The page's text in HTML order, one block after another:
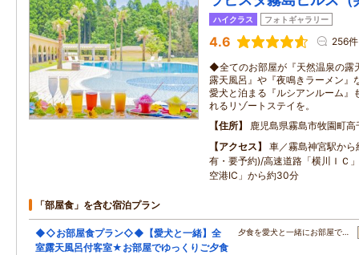
ハイクラス フォトギャラリー
4.6 256件
◆全てのお部屋が『天然温泉の
露天風呂』や『夜鳴きラーメン』
愛犬と泊まる『ルシアンルーム』
れるリゾートステイを。
住所
鹿児島県霧島市牧園町
アクセス
車／霧島神宮駅か
有・要予約)/高速道路「横川ＩＣ
空港IC」から約30分
「部屋食」を含む宿泊プラン
◆◇お部屋食プラン◇◆【愛犬と一緒】全
室露天風呂付客室★お部屋でゆっくりご夕食
夕食を愛犬と一緒にお部屋で…